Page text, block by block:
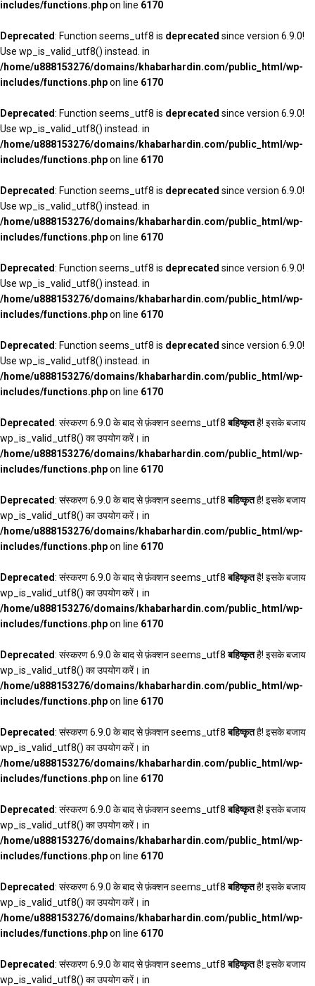
includes/functions.phpon line 6170
Deprecated: Function seems_utf8 is deprecated since version 6.9.0!
Use wp_is_valid_utf8() instead. in
/home/u888153276/domains/khabarhardin.com/public_html/wp-
includes/functions.phpon line 6170
Deprecated: Function seems_utf8 is deprecated since version 6.9.0!
Use wp_is_valid_utf8() instead. in
/home/u888153276/domains/khabarhardin.com/public_html/wp-
includes/functions.phpon line 6170
Deprecated: Function seems_utf8 is deprecated since version 6.9.0!
Use wp_is_valid_utf8() instead. in
/home/u888153276/domains/khabarhardin.com/public_html/wp-
includes/functions.phpon line 6170
Deprecated: Function seems_utf8 is deprecated since version 6.9.0!
Use wp_is_valid_utf8() instead. in
/home/u888153276/domains/khabarhardin.com/public_html/wp-
includes/functions.phpon line 6170
Deprecated: Function seems_utf8 is deprecated since version 6.9.0!
Use wp_is_valid_utf8() instead. in
/home/u888153276/domains/khabarhardin.com/public_html/wp-
includes/functions.phpon line 6170
Deprecated: संस्करण 6.9.0 के बाद से फ़ंक्शन seems_utf8बहिष्कृतहै! इसके बजाय
wp_is_valid_utf8() का उपयोग करें। in
/home/u888153276/domains/khabarhardin.com/public_html/wp-
includes/functions.phpon line 6170
Deprecated: संस्करण 6.9.0 के बाद से फ़ंक्शन seems_utf8बहिष्कृतहै! इसके बजाय
wp_is_valid_utf8() का उपयोग करें। in
/home/u888153276/domains/khabarhardin.com/public_html/wp-
includes/functions.phpon line 6170
Deprecated: संस्करण 6.9.0 के बाद से फ़ंक्शन seems_utf8बहिष्कृतहै! इसके बजाय
wp_is_valid_utf8() का उपयोग करें। in
/home/u888153276/domains/khabarhardin.com/public_html/wp-
includes/functions.phpon line 6170
Deprecated: संस्करण 6.9.0 के बाद से फ़ंक्शन seems_utf8बहिष्कृतहै! इसके बजाय
wp_is_valid_utf8() का उपयोग करें। in
/home/u888153276/domains/khabarhardin.com/public_html/wp-
includes/functions.phpon line 6170
Deprecated: संस्करण 6.9.0 के बाद से फ़ंक्शन seems_utf8बहिष्कृतहै! इसके बजाय
wp_is_valid_utf8() का उपयोग करें। in
/home/u888153276/domains/khabarhardin.com/public_html/wp-
includes/functions.phpon line 6170
Deprecated: संस्करण 6.9.0 के बाद से फ़ंक्शन seems_utf8बहिष्कृतहै! इसके बजाय
wp_is_valid_utf8() का उपयोग करें। in
/home/u888153276/domains/khabarhardin.com/public_html/wp-
includes/functions.phpon line 6170
Deprecated: संस्करण 6.9.0 के बाद से फ़ंक्शन seems_utf8बहिष्कृतहै! इसके बजाय
wp_is_valid_utf8() का उपयोग करें। in
/home/u888153276/domains/khabarhardin.com/public_html/wp-
includes/functions.phpon line 6170
Deprecated: संस्करण 6.9.0 के बाद से फ़ंक्शन seems_utf8बहिष्कृतहै! इसके बजाय
wp_is_valid_utf8() का उपयोग करें। in